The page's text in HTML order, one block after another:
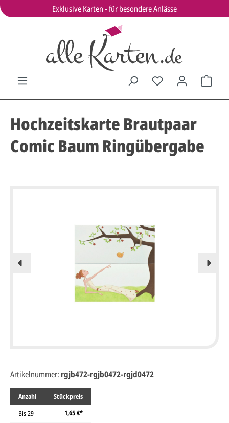
Exklusive Karten - für besondere Anlässe
Hochzeitskarte Brautpaar
Comic Baum Ringübergabe
Anzahl
Stückpreis
Bis29
1,65 €*
Artikelnummer: rgjb472-rgjb0472-rgjd0472